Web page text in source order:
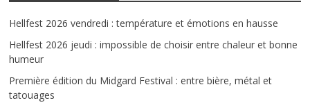
Hellfest 2026 vendredi : température et émotions en hausse
Hellfest 2026 jeudi : impossible de choisir entre chaleur et bonne
humeur
Première édition du Midgard Festival : entre bière, métal et
tatouages